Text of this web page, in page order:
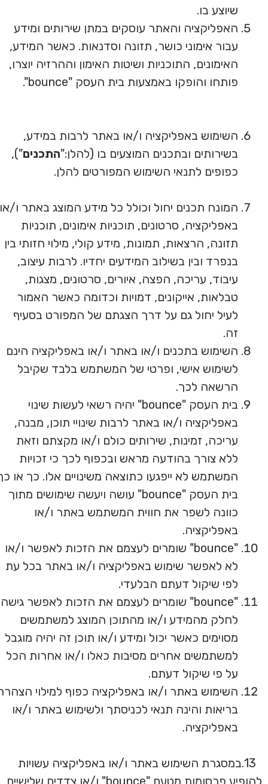
שיוצע בו.
האפליקציה והאתר עוסקים במתן שירותים ומידע
עבור אימוני כושר, תזונה וסדנאות. כאשר המידע,
האימונים, התוכניות ושיטות האימון וההרזיה יוצרו,
פותחו והופקו באמצעות בית העסק "bounce".
השימוש באפליקציה ו/או באתר לרבות במידע,
בשירותים ובתכנים המוצעים בו (להלן:"התכנים"),
כפופים לתנאי השימוש המפורטים להלן.
המונח תכנים יחול וכולל כל מידע המוצג באתר ו/או
באפליקציה, סרטונים, תוכניות אימונים, תוכניות
תזונה, הרצאות, תמונות, מידע קולי, מילוי חזותי בין
בנפרד ובין בשילוב המידעים יחדיו. לרבות עיצוב,
עיבוד, עריכה, הפצה, איורים, סרטונים, מצגות,
טבלאות, אייקונים, דמויות וכדומה כאשר האמור
לעיל יחול גם על דרך הצגתם של המפורט בסעיף
זה.
השימוש בתכנים ו/או באתר ו/או באפליקציה הינם
לשימוש אישי, ופרטי של המשתמש בלבד שקיבל
הרשאה לכך.
בית העסק "bounce" יהיה רשאי לעשות שינוי
באפליקציה ו/או באתר לרבות שינויי תוכן, מבנה,
עריכה, זמינות, שירותים כולם ו/או מקצתם וזאת
ללא צורך בהודעה מראש ובכפוף לכך כי זכויות
המשתמש לא ייפגעו כתוצאה משינויים אלו. כך או כך
בית העסק "bounce" עושה ויעשה שימושים מתוך
כוונה לשפר את חווית המשתמש באתר ו/או
באפליקציה.
"bounce" שומרים לעצמם את הזכות לאפשר ו/או
לא לאפשר שימוש באפליקציה ו/או באתר בכל עת
לפי שיקול דעתם הבלעדי.
"bounce" שומרים לעצמם את הזכות לאפשר גישה
לחלק מהמידע ו/או מהתוכן המוצג למשתמשים
מסוימים כאשר יכול ומידע ו/או תוכן זה יהיה מוגבל
למשתמשים אחרים מסיבות כאלו ו/או אחרות הכל
על פי שיקול דעתם.
השימוש באתר ו/או באפליקציה כפוף למילוי הצהרת
בריאות והינה תנאי לכניסתך ולשימוש באתר ו/או
באפליקציה.
13.במסגרת השימוש באתר ו/או באפליקציה עשויות
להופיע פרסומות מטעם "bounce" ו/או צדדים שלישיים.